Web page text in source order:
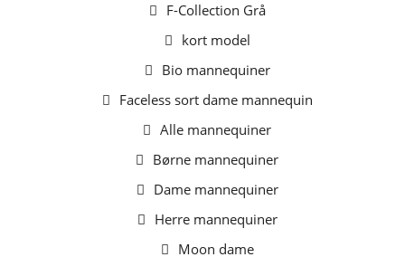
F-Collection Grå
kort model
Bio mannequiner
Faceless sort dame mannequin
Alle mannequiner
Børne mannequiner
Dame mannequiner
Herre mannequiner
Moon dame